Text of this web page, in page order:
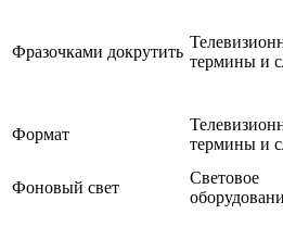
Фразочками докрутить
термины и
Формат
термины и
Фоновый свет
Световое